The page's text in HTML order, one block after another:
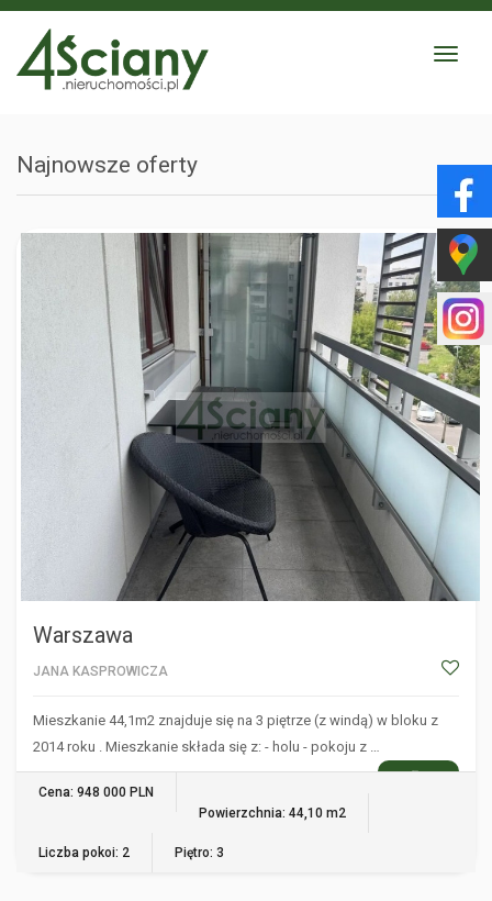
Toggle
Najnowsze oferty
WARSZAWA
Warszawa
JANA KASPROWICZA
Mieszkanie 44,1m2 znajduje się na 3 piętrze (z windą) w bloku z
2014 roku . Mieszkanie składa się z: - holu - pokoju z …
WIĘCEJ
Cena: 948 000 PLN
Powierzchnia: 44,10 m2
Liczba pokoi: 2 Piętro: 3